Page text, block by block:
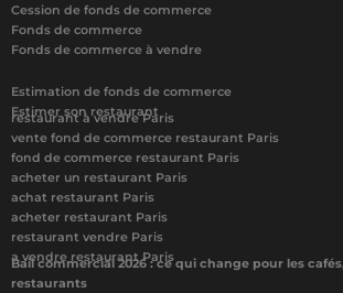
Cession de fonds de commerce
Fonds de commerce
Fonds de commerce à vendre
Estimation de fonds de commerce
Estimer son restaurant
restaurant à vendre Paris
vente fond de commerce restaurant Paris
fond de commerce restaurant Paris
acheter un restaurant Paris
achat restaurant Paris
acheter restaurant Paris
restaurant vendre Paris
a vendre restaurant Paris
Bail commercial 2026 : ce qui change pour les
restaurants